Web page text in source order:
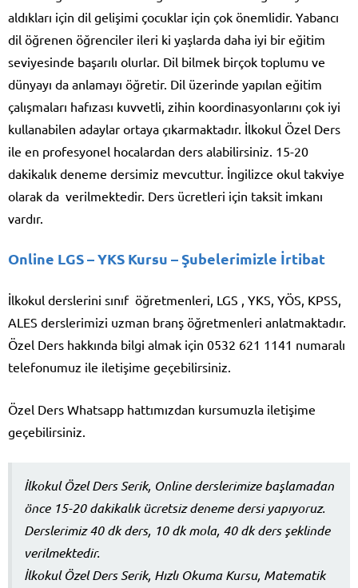
aldıkları için dil gelişimi çocuklar için çok önemlidir. Yabancı
dil öğrenen öğrenciler ileri ki yaşlarda daha iyi bir eğitim
seviyesinde başarılı olurlar. Dil bilmek birçok toplumu ve
dünyayı da anlamayı öğretir. Dil üzerinde yapılan eğitim
çalışmaları hafızası kuvvetli, zihin koordinasyonlarını çok iyi
kullanabilen adaylar ortaya çıkarmaktadır. İlkokul Özel Ders
ile en profesyonel hocalardan ders alabilirsiniz. 15-20
dakikalık deneme dersimiz mevcuttur. İngilizce okul takviye
olarak da verilmektedir. Ders ücretleri için taksit imkanı
vardır.
Online LGS – YKS Kursu – Şubelerimizle İrtibat
İlkokul derslerini sınıf öğretmenleri, LGS , YKS, YÖS, KPSS,
ALES derslerimizi uzman branş öğretmenleri anlatmaktadır.
Özel Ders hakkında bilgi almak için 0532 621 1141 numaralı
telefonumuz ile iletişime geçebilirsiniz.
Özel Ders Whatsapp hattımızdan kursumuzla iletişime
geçebilirsiniz.
İlkokul Özel Ders Serik, Online derslerimize başlamadan
önce 15-20 dakikalık ücretsiz deneme dersi yapıyoruz.
Derslerimiz 40 dk ders, 10 dk mola, 40 dk ders şeklinde
verilmektedir.
İlkokul Özel Ders Serik, Hızlı Okuma Kursu, Matematik